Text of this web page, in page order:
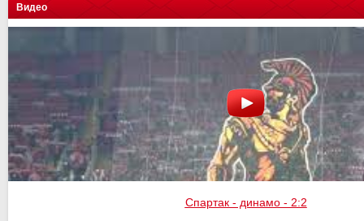
Видео
Спартак - динамо - 2:2